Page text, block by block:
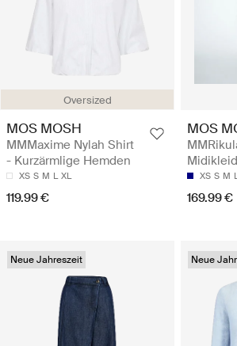
Oversized
MOS MOSH
MMMaxime Nylah Shirt
- Kurzärmlige Hemden
XS S M L XL
119.99 €
MOS
XS S M
169.99 €
Neue Jahreszeit Neue